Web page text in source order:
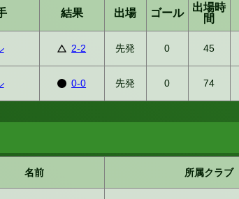
結果 出場 ゴール
出場時
間
2-2 先発 0 45
0-0 先発 0 74
名前 所属クラブ